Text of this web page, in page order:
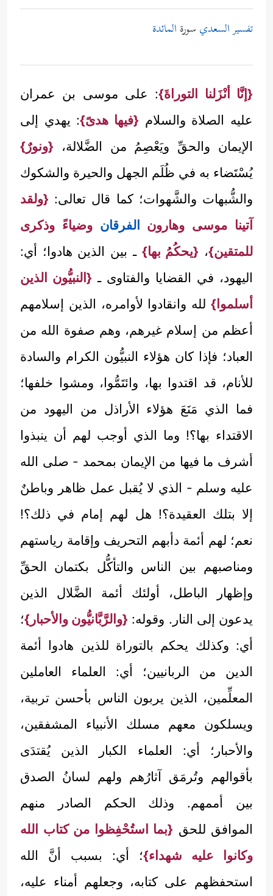
تفسير السعدي سورة المائدة
{إنَّا أنْزَلنا التوراةَ}: على موسى بن عمران
عليه الصلاة والسلام {فيها هدىً}: يهدي إلى
الإيمان والحقِّ ويَعْصِمُ من الضَّلالة، {ونورٌ}
يُسْتَضاء به في ظُلَم الجهل والحيرة والشكوك
والشُّبهات والشَّهوات؛ كما قال تعالى: {ولقد
آتينا موسى وهارون الفرقان وضياءً وذكرى
للمتقين}، {يحكُمُ بها} ـ بين الذين هادوا؛ أي:
اليهود، في القضايا والفتاوى ـ {النبيُّون الذين
أسلموا} لله وانقادوا لأوامره، الذين إسلامهم
أعظم من إسلام غيرهم، وهم صفوة الله من
العباد؛ فإذا كان هؤلاء النبيُّون الكرام والسادة
للأنام، قد اقتدوا بها، وائتَمُّوا، ومشوا خلفها؛
فما الذي مَنَعَ هؤلاء الأراذل من اليهود من
الاقتداء بها؟! وما الذي أوجب لهم أن ينبذوا
أشرف ما فيها من الإيمان بمحمد - صلى الله
عليه وسلم - الذي لا يُقبل عمل ظاهر وباطنٌ
إلا بتلك العقيدة؟! هل لهم إمام في ذلك؟!
نعم؛ لهم أئمة دأبهم التحريف وإقامة رياستهم
ومناصبهم بين الناس والتأكُّل بكتمان الحقِّ
وإظهار الباطل، أولئك أئمة الضَّلال الذين
يدعون إلى النار. وقوله: {والرَّبَّانيُّون والأحبار}؛
أي: وكذلك يحكم بالتوراة للذين هادوا أئمة
الدين من الربانيين؛ أي: العلماء العاملين
المعلِّمين، الذين يربون الناس بأحسن تربية،
ويسلكون معهم مسلك الأنبياء المشفقين،
والأحبار؛ أي: العلماء الكبار الذين يُقتدَى
بأقوالهم وتُرمَق آثارُهم ولهم لسانُ الصدق
بين أممهم. وذلك الحكم الصادر منهم
الموافق للحق {بما استُحْفِظوا من كتاب الله
وكانوا عليه شهداء}؛ أي: بسبب أنَّ الله
استحفظهم على كتابه، وجعلهم أمناء عليه،